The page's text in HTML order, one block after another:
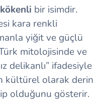
bir isimdir.
kara renkli
yiğit ve güçlü
Türk mitolojisinde ve
delikanlı” ifadesiyle
kültürel olarak derin
olduğunu gösterir.